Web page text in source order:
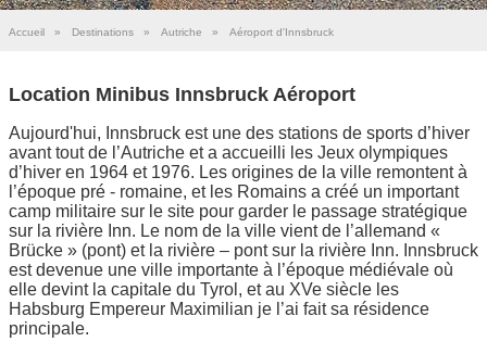
Accueil » Destinations » Autriche » Aéroport d'Innsbruck
Location Minibus Innsbruck Aéroport
Aujourd'hui, Innsbruck est une des stations de sports d’hiver
avant tout de l’Autriche et a accueilli les Jeux olympiques
d’hiver en 1964 et 1976. Les origines de la ville remontent à
l’époque pré - romaine, et les Romains a créé un important
camp militaire sur le site pour garder le passage stratégique
sur la rivière Inn. Le nom de la ville vient de l’allemand «
Brücke » (pont) et la rivière – pont sur la rivière Inn. Innsbruck
est devenue une ville importante à l’époque médiévale où
elle devint la capitale du Tyrol, et au XVe siècle les
Habsburg Empereur Maximilian je l’ai fait sa résidence
principale.